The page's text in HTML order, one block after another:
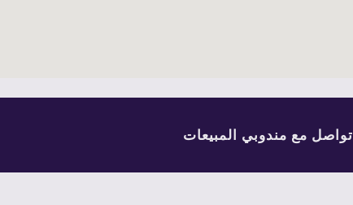
تواصل مع مندوبي المبيعات